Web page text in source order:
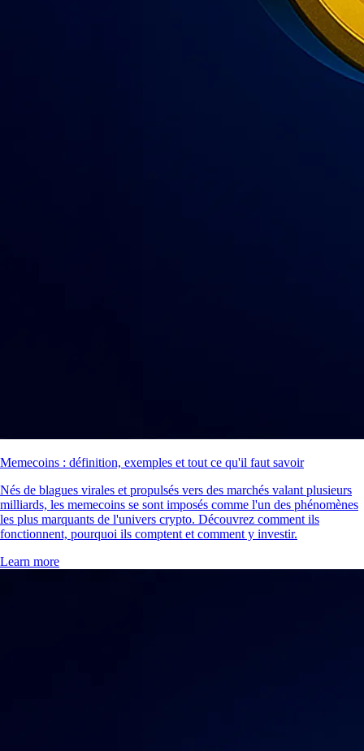
Memecoins : définition, exemples et tout ce qu'il faut savoir
Nés de blagues virales et propulsés vers des marchés valant plusieurs
milliards, les memecoins se sont imposés comme l'un des phénomènes
les plus marquants de l'univers crypto. Découvrez comment ils
fonctionnent, pourquoi ils comptent et comment y investir.
Learn more